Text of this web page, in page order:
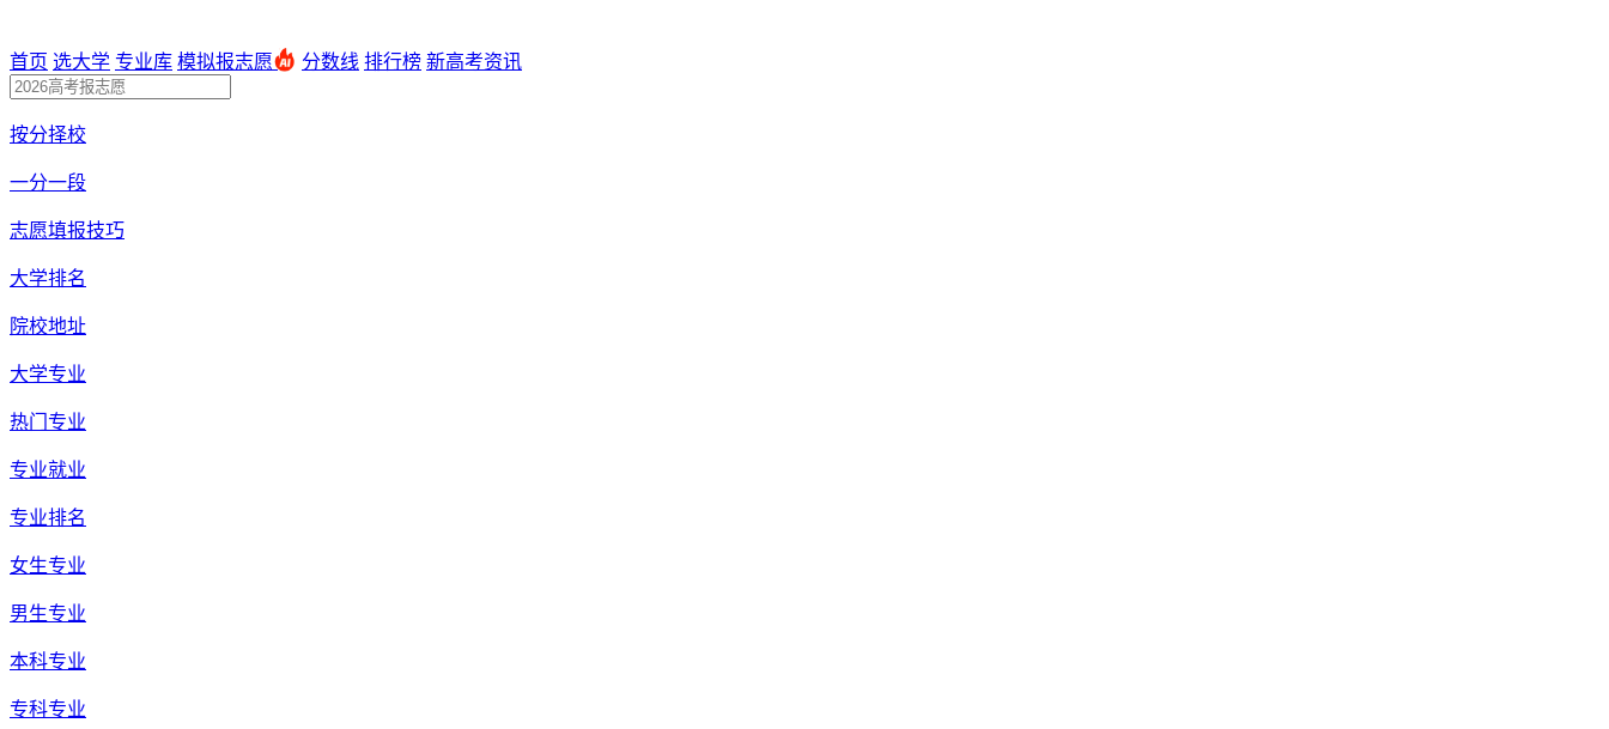
首页 选大学 专业库 模拟报志愿 分数线 排行榜 新高考资讯
按分择校
一分一段
志愿填报技巧
大学排名
院校地址
大学专业
热门专业
专业就业
专业排名
女生专业
男生专业
本科专业
专科专业